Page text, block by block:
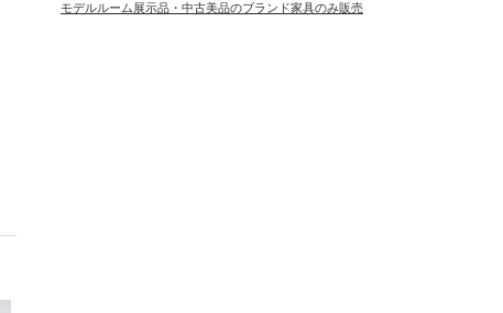
モデルルーム展示品・中古美品のブランド家具のみ販売